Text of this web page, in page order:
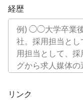
経歴
リンク